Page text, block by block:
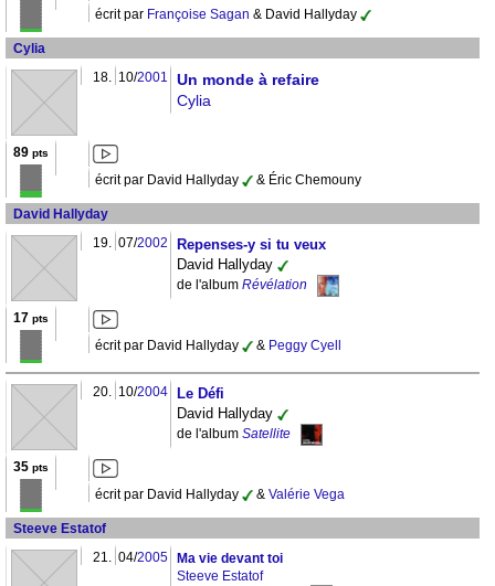
écrit par Françoise Sagan & David Hallyday
Cylia
18. 10/2001
Un monde à refaire
Cylia
89 pts
écrit par David Hallyday & Éric Chemouny
David Hallyday
19. 07/2002
Repenses-y si tu veux
David Hallyday
de l'album Révélation
17 pts
écrit par David Hallyday & Peggy Cyell
20. 10/2004
Le Défi
David Hallyday
de l'album Satellite
35 pts
écrit par David Hallyday & Valérie Vega
Steeve Estatof
21. 04/2005
Ma vie devant toi
Steeve Estatof